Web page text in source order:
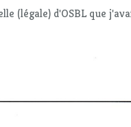
(légale) d'OSBL que